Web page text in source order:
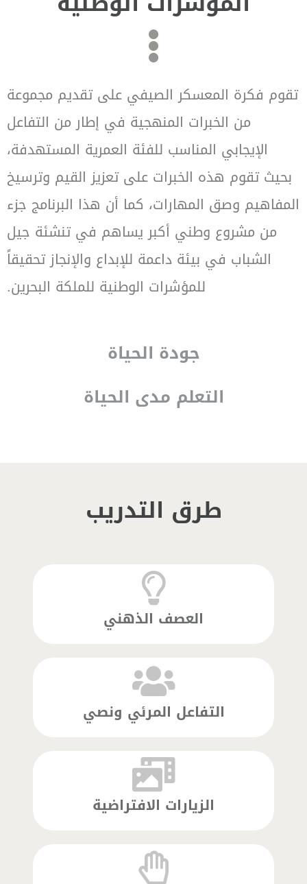
تقوم فكرة المعسكر الصيفي على تقديم مجموعة
من الخبرات المنهجية في إطار من التفاعل
الإيجابي المناسب للفئة العمرية المستهدفة،
بحيث تقوم هذه الخبرات على تعزيز القيم وترسيخ
المفاهيم وصق المهارات، كما أن هذا البرنامج جزء
من مشروع وطني أكبر يساهم في تنشئة جيل
الشباب في بيئة داعمة للإبداع والإنجاز تحقيقاً
للمؤشرات الوطنية للملكة البحرين.
جودة الحياة
التعلم مدى الحياة
طرق التدريب
العصف الذهني
التفاعل المرئي ونصي
الزيارات الافتراضية